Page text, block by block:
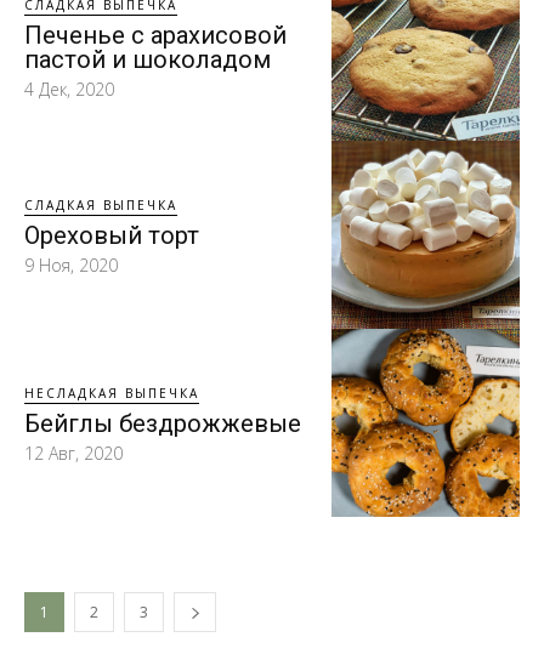
СЛАДКАЯ ВЫПЕЧКА
Печенье с арахисовой
пастой и шоколадом
4 Дек, 2020
СЛАДКАЯ ВЫПЕЧКА
Ореховый торт
9 Ноя, 2020
НЕСЛАДКАЯ ВЫПЕЧКА
Бейглы бездрожжевые
12 Авг, 2020
1 2 3